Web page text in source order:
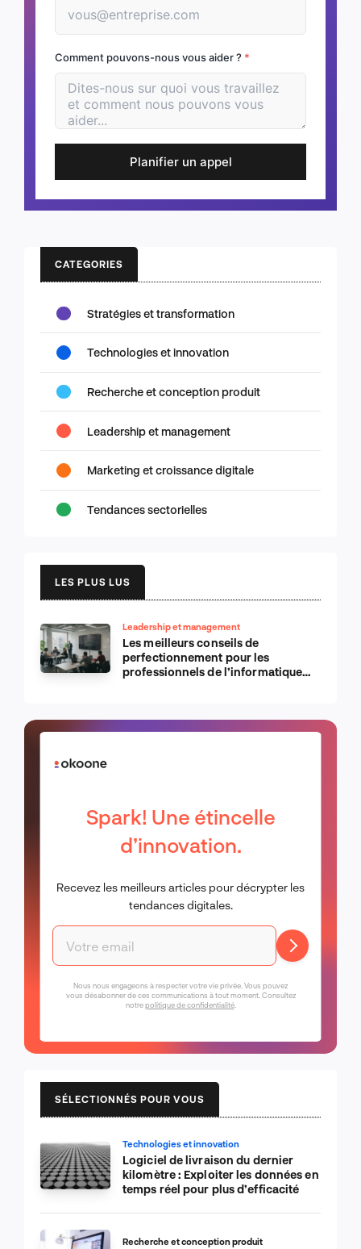
Comment pouvons-nous vous aider ? *
Planifier un appel
CATEGORIES
Stratégies et transformation
Technologies et innovation
Recherche et conception produit
Leadership et management
Marketing et croissance digitale
Tendances sectorielles
LES PLUS LUS
Leadership et management
Les meilleurs conseils de
perfectionnement pour les
professionnels de l’informatique
Spark! Une étincelle
d’innovation.
Recevez les meilleurs articles pour décrypter les
tendances digitales.
Nous nous engageons à respecter votre vie privée. Vous pouvez
vous désabonner de ces communications à tout moment. Consultez
notrepolitique de confidentialité.
SÉLECTIONNÉS POUR VOUS
Technologies et innovation
Logiciel de livraison du dernier
kilomètre : Exploiter les données en
temps réel pour plus d’efficacité
Recherche et conception produit